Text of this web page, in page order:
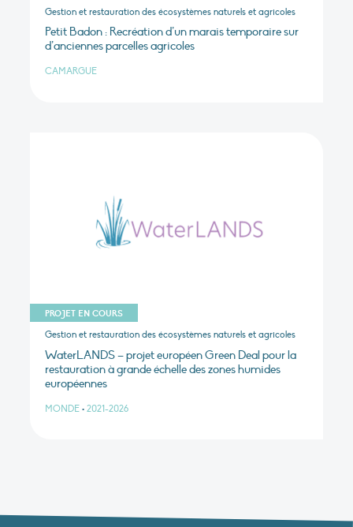
Gestion et restauration des écosystèmes naturels et agricoles
Petit Badon : Recréation d’un marais temporaire sur
d’anciennes parcelles agricoles
CAMARGUE
PROJET EN COURS
Gestion et restauration des écosystèmes naturels et agricoles
WaterLANDS – projet européen Green Deal pour la
restauration à grande échelle des zones humides
européennes
MONDE • 2021-2026